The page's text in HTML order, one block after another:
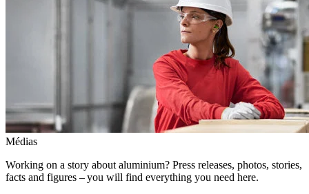
Médias
Working on a story about aluminium? Press releases, photos, stories,
facts and figures – you will find everything you need here.